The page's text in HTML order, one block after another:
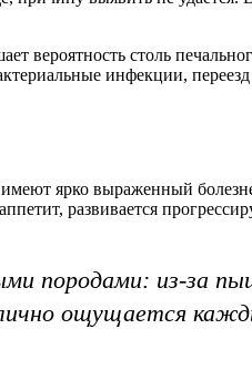
столь
инфекции,
ярко выраженный
развивается
породами: из-за
ощущается